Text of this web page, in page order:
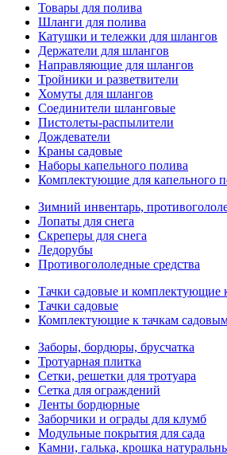
Товары для полива
Шланги для полива
Катушки и тележки для шлангов
Держатели для шлангов
Направляющие для шлангов
Тройники и разветвители
Хомуты для шлангов
Соединители шланговые
Пистолеты-распылители
Дождеватели
Краны садовые
Наборы капельного полива
Комплектующие для капельного
Зимний инвентарь,
Лопаты для снега
Скреперы для снега
Ледорубы
Противогололедные средства
Тачки садовые и комплектующие
Тачки садовые
Комплектующие к тачкам
Заборы, бордюры, брусчатка
Тротуарная плитка
Сетки, решетки для тротуара
Сетка для ограждений
Ленты бордюрные
Заборчики и ограды для клумб
Модульные покрытия для сада
Камни, галька, крошка